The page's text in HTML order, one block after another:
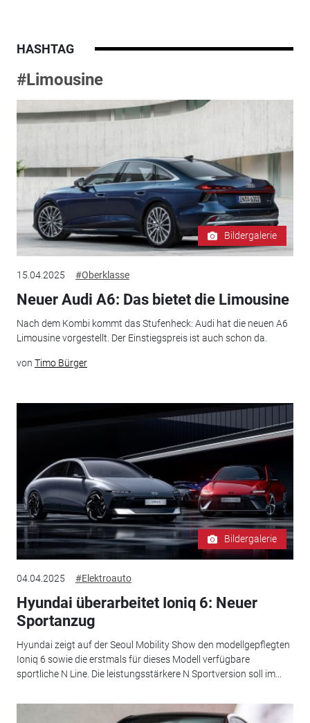
HASHTAG
#Limousine
Bildergalerie
15.04.2025 #Oberklasse
Neuer Audi A6: Das bietet die Limousine
Nach dem Kombi kommt das Stufenheck: Audi hat die neuen A6
Limousine vorgestellt. Der Einstiegspreis ist auch schon da.
von Timo Bürger
Bildergalerie
04.04.2025 #Elektroauto
Hyundai überarbeitet Ioniq 6: Neuer
Sportanzug
Hyundai zeigt auf der Seoul Mobility Show den modellgepflegten
Ioniq 6 sowie die erstmals für dieses Modell verfügbare
sportliche N Line. Die leistungsstärkere N Sportversion soll im...